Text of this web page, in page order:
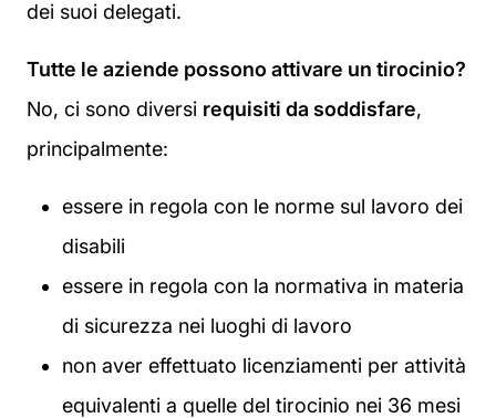
dei suoi delegati.
Tutte le aziende possono attivare un tirocinio?
No, ci sono diversi requisiti da soddisfare,
principalmente:
essere in regola con le norme sul lavoro dei
disabili
essere in regola con la normativa in materia
di sicurezza nei luoghi di lavoro
non aver effettuato licenziamenti per attività
equivalenti a quelle del tirocinio nei 36 mesi